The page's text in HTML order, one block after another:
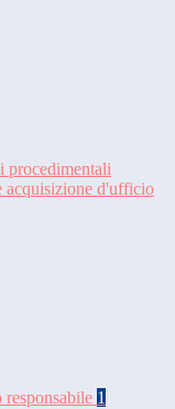
procedimentali
acquisizione d'ufficio
1